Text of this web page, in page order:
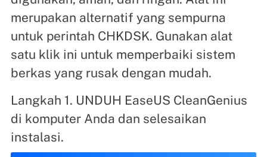
merupakan alternatif yang sempurna
untuk perintah CHKDSK. Gunakan alat
satu klik ini untuk memperbaiki sistem
berkas yang rusak dengan mudah.
Langkah 1. UNDUH EaseUS CleanGenius
di komputer Anda dan selesaikan
instalasi.